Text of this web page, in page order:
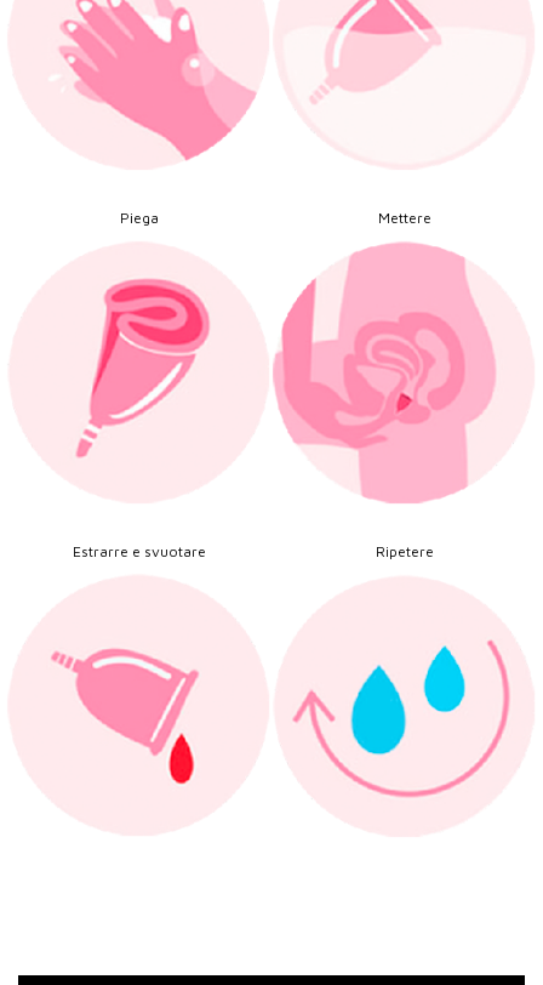
Piega Mettere
Estrarre e svuotare Ripetere